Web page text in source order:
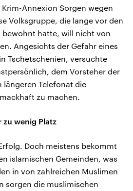
Annexion Sorgen wegen
Volksgruppe, die lange vor den
bewohnt hatte, will nicht von
Angesichts der Gefahr eines
Tschetschenien, versuchte
dem Vorsteher der
längeren Telefonat die
zu machen.
zu wenig Platz
Doch meistens bekommt
islamischen Gemeinden, was
in von zahlreichen Muslimen
sorgen die muslimischen